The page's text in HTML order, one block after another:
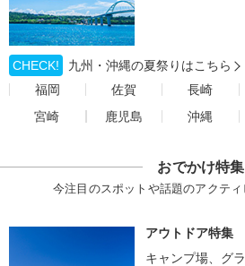
CHECK!
九州・沖縄の夏祭りはこちら
福岡
佐賀 長崎
宮崎
鹿児島 沖縄
おでかけ特集
今注目のスポットや話題のアクテ
アウトドア特集
キャンプ場、グ